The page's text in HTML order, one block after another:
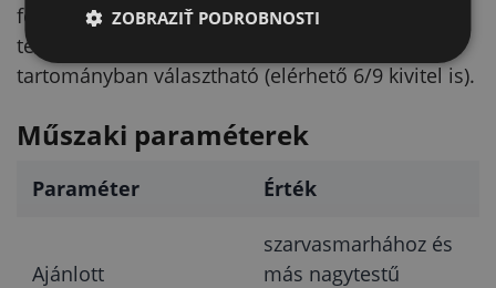
felfekszik a szíjon, és a szám jól látható. A
termékváltozatoknál a konkrét számjegy 0–9
tartományban választható (elérhető 6/9 kivitel is).
Műszaki paraméterek
Paraméter Érték
Ajánlott
szarvasmarhához és
más nagytestű
ZOBRAZIŤ PODROBNOSTI